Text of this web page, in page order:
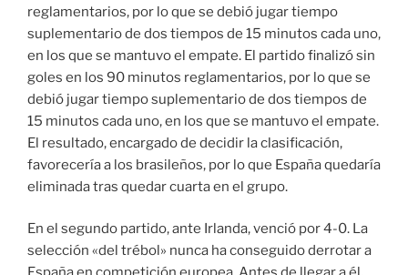
reglamentarios, por lo que se debió jugar tiempo
suplementario de dos tiempos de 15 minutos cada uno,
en los que se mantuvo el empate. El partido finalizó sin
goles en los 90 minutos reglamentarios, por lo que se
debió jugar tiempo suplementario de dos tiempos de
15 minutos cada uno, en los que se mantuvo el empate.
El resultado, encargado de decidir la clasificación,
favorecería a los brasileños, por lo que España quedaría
eliminada tras quedar cuarta en el grupo.
En el segundo partido, ante Irlanda, venció por 4-0. La
selección «del trébol» nunca ha conseguido derrotar a